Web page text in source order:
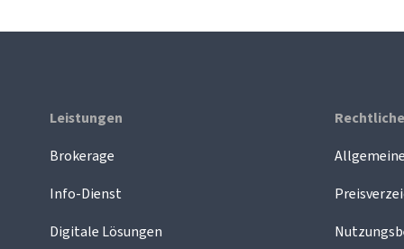
Leistungen
Brokerage
Info-Dienst
Digitale Lösungen